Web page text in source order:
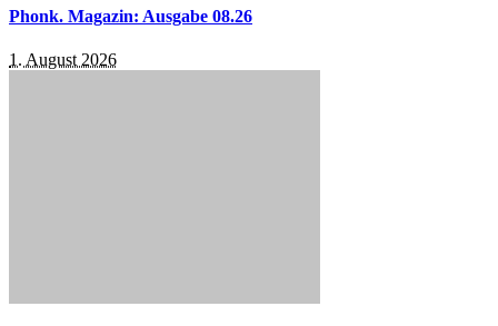
Phonk. Magazin: Ausgabe 08.26
1. August 2026